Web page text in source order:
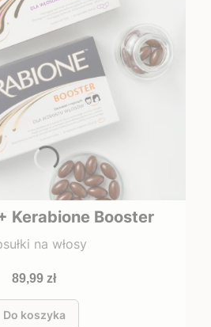
Kerabione Booster
na włosy
Cena
89,99 zł
Do koszyka